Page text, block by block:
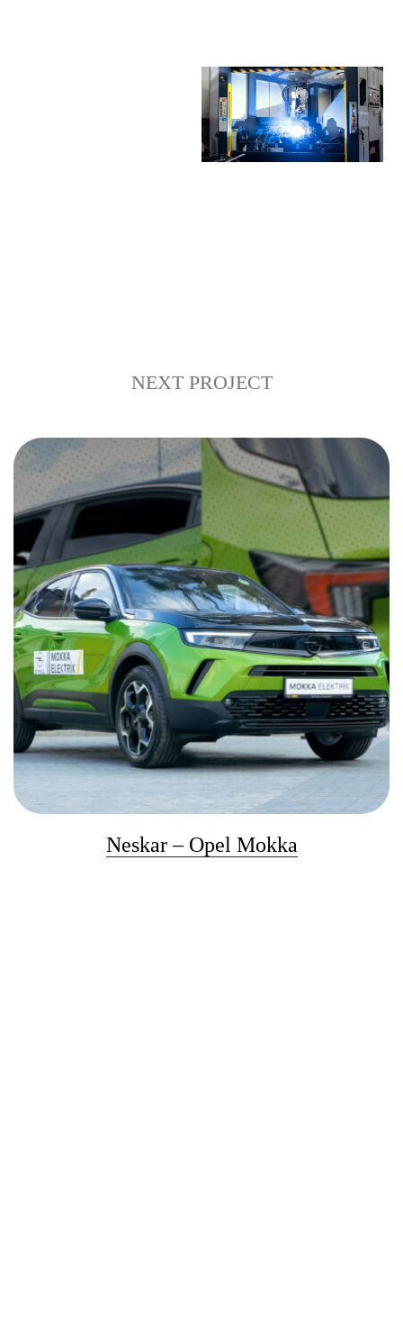
NEXT PROJECT
Neskar – Opel Mokka